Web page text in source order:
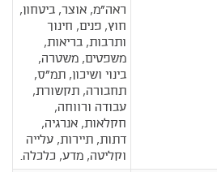
ראה"מ, אוצר, ביטחון,
חוץ, פנים, חינוך
ותרבות, בריאות,
משפטים, משטרה,
בינוי ושיכון, תמ"ס,
תחבורה, תקשורת,
עבודה ורווחה,
חקלאות, אנרגיה,
דתות, תיירות, עלייה
וקליטה, מדע, כלכלה.